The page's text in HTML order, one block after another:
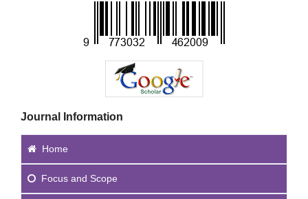
Journal Information
Home
Focus and Scope